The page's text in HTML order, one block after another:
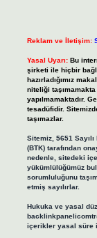
Reklam ve İletişim:
Yasal Uyarı: Bu
şirketi ile hiçbir
hazırladığımız
niteliği
yapılmamaktadır.
tesadüfidir.
taşımazlar.
Sitemiz, 5651
(BTK) tarafından
nedenle, sitedeki
yükümlülüğümüz
sorumluluğunu
etmiş sayılırlar.
Hukuka ve yasal
içerikler yasal süre